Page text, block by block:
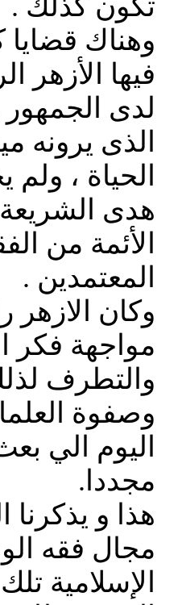
تكون كذلك .
وهناك قضايا
فيها الأزهر
لدى الجمهور
الذى يرونه
الحياة ،
هدى الشريعة
الأئمة من
المعتمدين .
وكان الازهر
مواجهة فكر
والتطرف
وصفوة
اليوم الي
مجددا.
هذا و يذكرنا
مجال فقه
الإسلامية